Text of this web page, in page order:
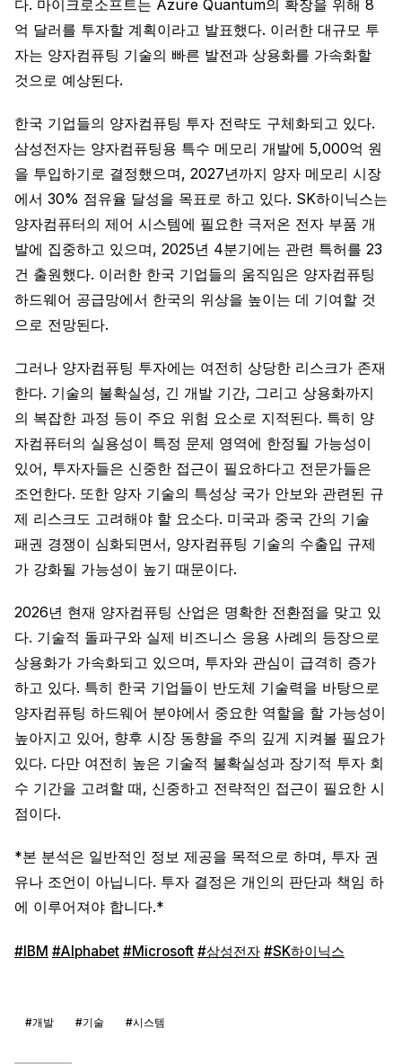
다. 마이크로소프트는 Azure Quantum의 확장을 위해 8
억 달러를 투자할 계획이라고 발표했다. 이러한 대규모 투
자는 양자컴퓨팅 기술의 빠른 발전과 상용화를 가속화할
것으로 예상된다.
한국 기업들의 양자컴퓨팅 투자 전략도 구체화되고 있다.
삼성전자는 양자컴퓨팅용 특수 메모리 개발에 5,000억 원
을 투입하기로 결정했으며, 2027년까지 양자 메모리 시장
에서 30% 점유율 달성을 목표로 하고 있다. SK하이닉스는
양자컴퓨터의 제어 시스템에 필요한 극저온 전자 부품 개
발에 집중하고 있으며, 2025년 4분기에는 관련 특허를 23
건 출원했다. 이러한 한국 기업들의 움직임은 양자컴퓨팅
하드웨어 공급망에서 한국의 위상을 높이는 데 기여할 것
으로 전망된다.
그러나 양자컴퓨팅 투자에는 여전히 상당한 리스크가 존재
한다. 기술의 불확실성, 긴 개발 기간, 그리고 상용화까지
의 복잡한 과정 등이 주요 위험 요소로 지적된다. 특히 양
자컴퓨터의 실용성이 특정 문제 영역에 한정될 가능성이
있어, 투자자들은 신중한 접근이 필요하다고 전문가들은
조언한다. 또한 양자 기술의 특성상 국가 안보와 관련된 규
제 리스크도 고려해야 할 요소다. 미국과 중국 간의 기술
패권 경쟁이 심화되면서, 양자컴퓨팅 기술의 수출입 규제
가 강화될 가능성이 높기 때문이다.
2026년 현재 양자컴퓨팅 산업은 명확한 전환점을 맞고 있
다. 기술적 돌파구와 실제 비즈니스 응용 사례의 등장으로
상용화가 가속화되고 있으며, 투자와 관심이 급격히 증가
하고 있다. 특히 한국 기업들이 반도체 기술력을 바탕으로
양자컴퓨팅 하드웨어 분야에서 중요한 역할을 할 가능성이
높아지고 있어, 향후 시장 동향을 주의 깊게 지켜볼 필요가
있다. 다만 여전히 높은 기술적 불확실성과 장기적 투자 회
수 기간을 고려할 때, 신중하고 전략적인 접근이 필요한 시
점이다.
*본 분석은 일반적인 정보 제공을 목적으로 하며, 투자 권
유나 조언이 아닙니다. 투자 결정은 개인의 판단과 책임 하
에 이루어져야 합니다.*
#IBM #Alphabet #Microsoft #삼성전자 #SK하이닉스
#개발 #기술 #시스템